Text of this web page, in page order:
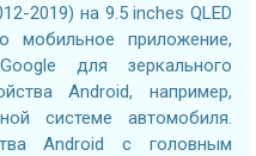
2019) на 9.5 inches QLED
мобильное приложение,
для зеркального
Android, например,
системе автомобиля.
Android с головным